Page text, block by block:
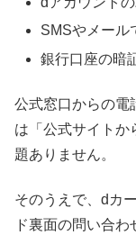
SMSやメール
銀行口座の暗
公式窓口からの電
は「公式サイトか
題ありません。
そのうえで、dカ
ド裏面の問い合わ